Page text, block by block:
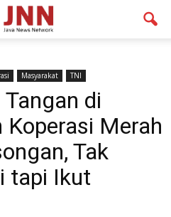
Masyarakat TNI
di
Koperasi Merah
Tak
tapi Ikut